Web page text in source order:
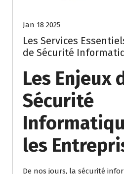
Jan 18 2025
Les Services
de Sécurité
Les Enjeux
Sécurité
les
De nos jours, la sécurité